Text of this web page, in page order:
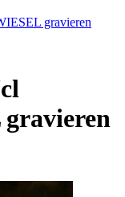
gravieren